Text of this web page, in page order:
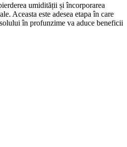
umidității și încorporarea
Aceasta este adesea etapa în care
în profunzime va aduce beneficii